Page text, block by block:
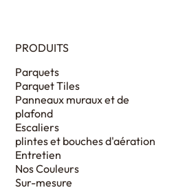
PRODUITS
Parquets
Parquet Tiles
Panneaux muraux et de
plafond
Escaliers
plintes et bouches d'aération
Entretien
Nos Couleurs
Sur-mesure